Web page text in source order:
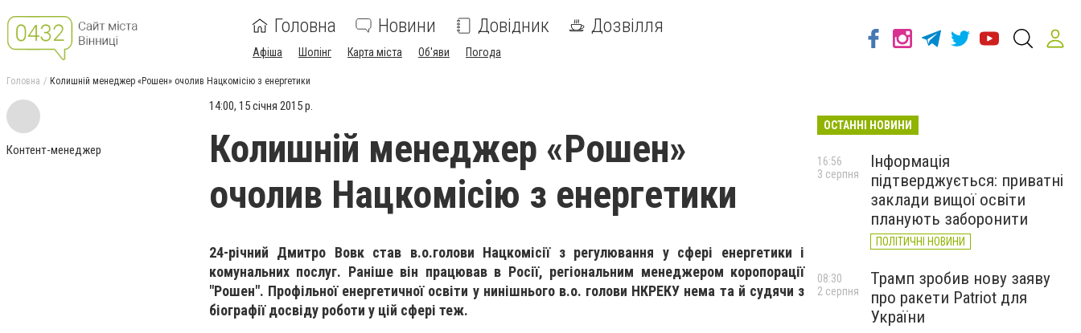
Головна Новини Довідник Дозвілля
Афіша Шопінг Карта міста Об'яви Погода
Головна Колишній менеджер «Рошен» очолив Нацкомісію з енергетики
Контент-менеджер
14:00, 15 січня 2015 р.
Колишній менеджер «Рошен»
очолив Нацкомісію з енергетики
24-річний Дмитро Вовк став в.о.голови Нацкомісії з регулювання у сфері енергетики і
комунальних послуг. Раніше він працював в Росії, регіональним менеджером коропорації
"Рошен". Профільної енергетичної освіти у нинішнього в.о. голови НКРЕКУ нема та й судячи з
біографії досвіду роботи у цій сфері теж.
ОСТАННІ НОВИНИ
Інформація
підтверджується: приватні
заклади вищої освіти
планують заборонити
ПОЛІТИЧНІ НОВИНИ
16:56
3 серпня
Трамп зробив нову заяву
про ракети Patriot для
України
08:30
2 серпня